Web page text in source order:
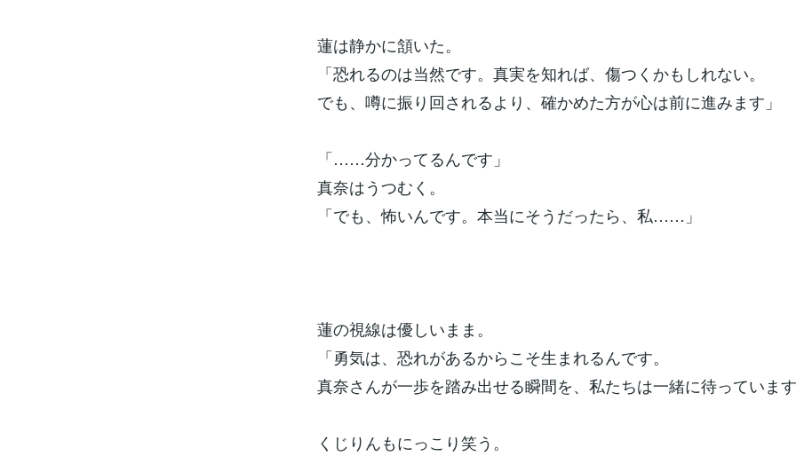
蓮は静かに頷いた。
「恐れるのは当然です。真実を知れば、傷つくかもしれない。
でも、噂に振り回されるより、確かめた方が心は前に進みます」
「……分かってるんです」
真奈はうつむく。
「でも、怖いんです。本当にそうだったら、私……」
蓮の視線は優しいまま。
「勇気は、恐れがあるからこそ生まれるんです。
真奈さんが一歩を踏み出せる瞬間を、私たちは一緒に待っていま
くじりんもにっこり笑う。